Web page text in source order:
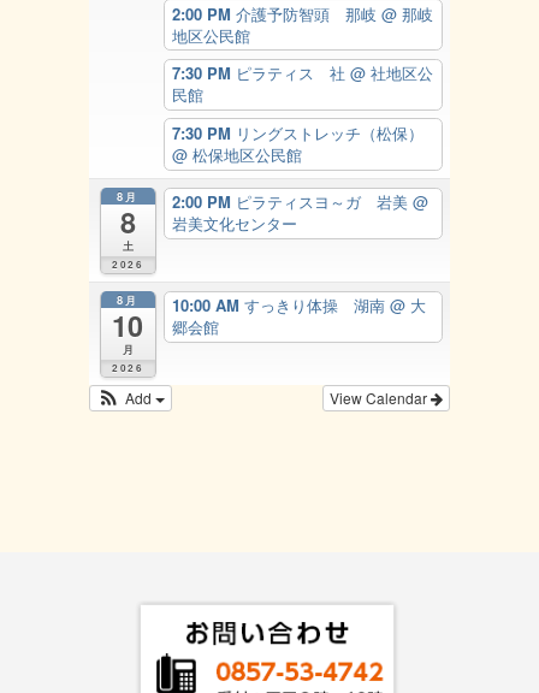
2:00 PM 介護予防智頭 那岐 @ 那岐
地区公民館
7:30 PM ピラティス 社 @ 社地区公
民館
7:30 PM リングストレッチ（松保）
@ 松保地区公民館
8月
8
土
2026
2:00 PM ピラティスヨ～ガ 岩美 @
岩美文化センター
8月
10
月
2026
10:00 AM すっきり体操 湖南 @ 大
郷会館
View Calendar
Add